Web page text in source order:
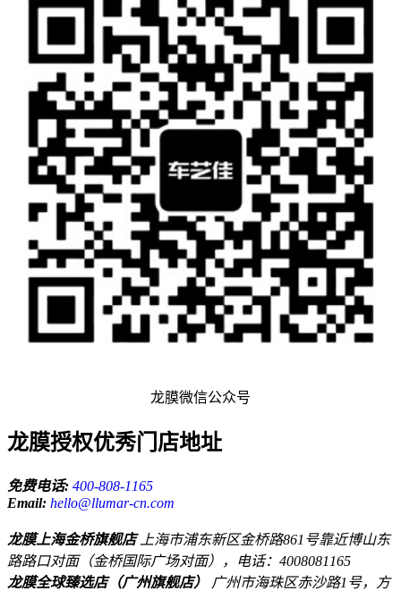
龙膜微信公众号
龙膜授权优秀门店地址
免费电话: 400-808-1165
Email: hello@llumar-cn.com
龙膜上海金桥旗舰店 上海市浦东新区金桥路861号靠近博山东
路路口对面（金桥国际广场对面），电话：4008081165
龙膜全球臻选店（广州旗舰店）
广州市海珠区赤沙路1号，方